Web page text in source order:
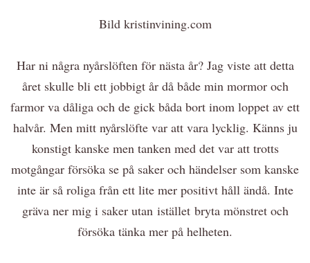
Bild kristinvining.com
Har ni några nyårslöften för nästa år? Jag viste att detta
året skulle bli ett jobbigt år då både min mormor och
farmor va dåliga och de gick båda bort inom loppet av ett
halvår. Men mitt nyårslöfte var att vara lycklig. Känns ju
konstigt kanske men tanken med det var att trotts
motgångar försöka se på saker och händelser som kanske
inte är så roliga från ett lite mer positivt håll ändå. Inte
gräva ner mig i saker utan istället bryta mönstret och
försöka tänka mer på helheten.